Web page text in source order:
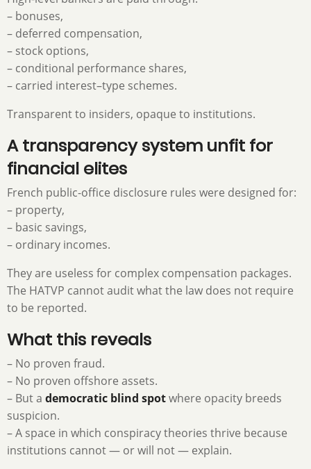
– bonuses,
– deferred compensation,
– stock options,
– conditional performance shares,
– carried interest–type schemes.
Transparent to insiders, opaque to institutions.
A transparency system unfit for
financial elites
French public-office disclosure rules were designed for:
– property,
– basic savings,
– ordinary incomes.
They are useless for complex compensation packages.
The HATVP cannot audit what the law does not require
to be reported.
What this reveals
– No proven fraud.
– No proven offshore assets.
– But a democratic blind spotwhere opacity breeds
suspicion.
– A space in which conspiracy theories thrive because
institutions cannot — or will not — explain.